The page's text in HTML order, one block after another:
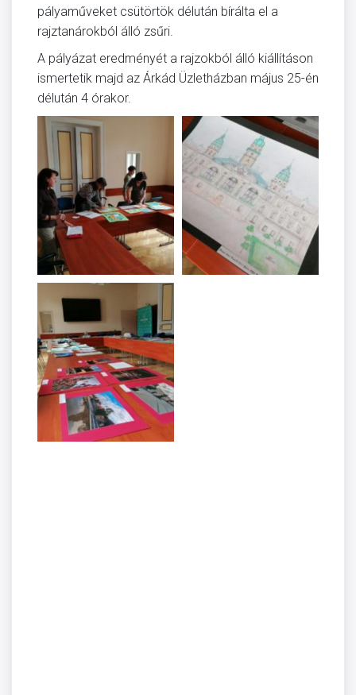
pályaműveket csütörtök délután bírálta el a
rajztanárokból álló zsűri.
A pályázat eredményét a rajzokból álló kiállításon
ismertetik majd az Árkád Üzletházban május 25-én
délután 4 órakor.